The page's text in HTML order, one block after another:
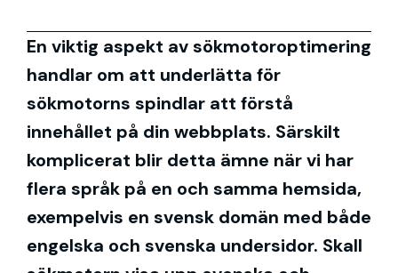
En viktig aspekt av sökmotoroptimering
handlar om att underlätta för
sökmotorns spindlar att förstå
innehållet på din webbplats. Särskilt
komplicerat blir detta ämne när vi har
flera språk på en och samma hemsida,
exempelvis en svensk domän med både
engelska och svenska undersidor. Skall